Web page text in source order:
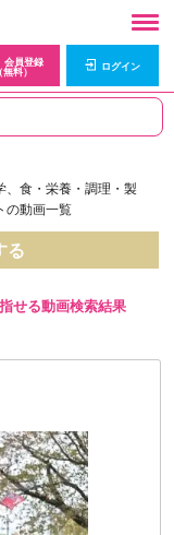
会員登録
無料）
ログイン
、食・栄養・調理・製
の動画一覧
る
せる動画検索結果